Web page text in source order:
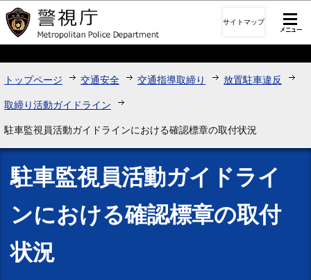
このページの本文へ移動
サイトマップ
トップページ 交通安全 交通指導取締り 放置駐車違反
取締り活動ガイドライン
駐車監視員活動ガイドラインにおける確認標章の取付状況
駐車監視員活動ガイドライ
ンにおける確認標章の取付
状況